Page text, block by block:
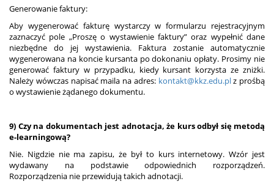
Generowanie faktury:
Aby wygenerować fakturę wystarczy w formularzu rejestracyjnym
zaznaczyć pole „Proszę o wystawienie faktury” oraz wypełnić dane
niezbędne do jej wystawienia. Faktura zostanie automatycznie
wygenerowana na koncie kursanta po dokonaniu opłaty. Prosimy nie
generować faktury w przypadku, kiedy kursant korzysta ze zniżki.
Należy wówczas napisać maila na adres: kontakt@kkz.edu.plz prośbą
o wystawienie żądanego dokumentu.
9) Czy na dokumentach jest adnotacja, że kurs odbył się metodą
e-learningową?
Nie. Nigdzie nie ma zapisu, że był to kurs internetowy. Wzór jest
wydawany na podstawie odpowiednich rozporządzeń.
Rozporządzenia nie przewidują takich adnotacji.